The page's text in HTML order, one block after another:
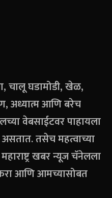
चालू घडामोडी, खेळ,
अध्यात्म आणि बरेच
वेबसाईटवर पाहायला
तसेच महत्वाच्या
खबर न्यूज चॅनेलला
आणि आमच्यासोबत